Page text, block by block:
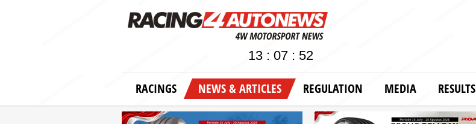
RACINGS NEWS & ARTICLES REGULATION MEDIA RESULTS